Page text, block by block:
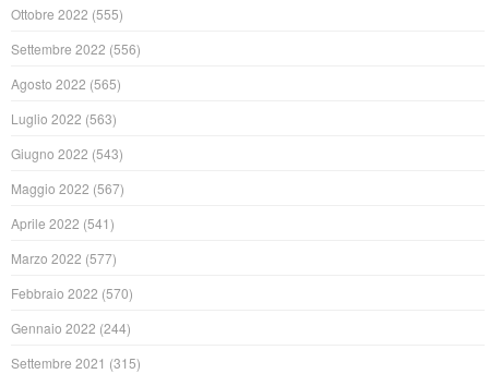
Ottobre 2022 (555)
Settembre 2022 (556)
Agosto 2022 (565)
Luglio 2022 (563)
Giugno 2022 (543)
Maggio 2022 (567)
Aprile 2022 (541)
Marzo 2022 (577)
Febbraio 2022 (570)
Gennaio 2022 (244)
Settembre 2021 (315)